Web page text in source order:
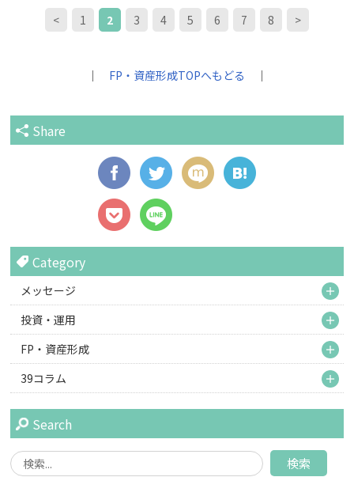
< 1 2 3 4 5 6 7 8 >
｜ FP・資産形成TOPへもどる ｜
Share
Category
メッセージ
投資・運用
FP・資産形成
39コラム
Search